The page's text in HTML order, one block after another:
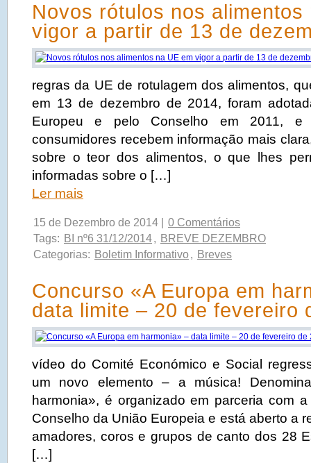
Novos rótulos nos alimentos
vigor a partir de 13 de
regras da UE de rotulagem dos alimentos,
em 13 de dezembro de 2014, foram
Europeu e pelo Conselho em 2011, e
consumidores recebem informação mais
sobre o teor dos alimentos, o que lhes
informadas sobre o […]
Ler mais
15 de Dezembro de 2014 |
0 Comentários
Tags: BI nº6 31/12/2014, BREVE DEZEMBRO
Categorias: Boletim Informativo, Breves
Concurso «A Europa em
data limite – 20 de fevereiro
vídeo do Comité Económico e Social
um novo elemento – a música!
harmonia», é organizado em parceria com
Conselho da União Europeia e está aberto a
amadores, coros e grupos de canto dos 28
[…]